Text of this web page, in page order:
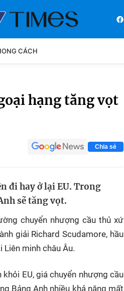
CÁCH
hạng tăng vọt
Chia sẻ
đi hay ở lại EU. Trong
sẽ tăng vọt.
chuyển nhượng cầu thủ xứ
giải Richard Scudamore, hầu
minh châu Âu.
EU, giá chuyển nhượng cầu
Bảng Anh nhiều khả năng mất